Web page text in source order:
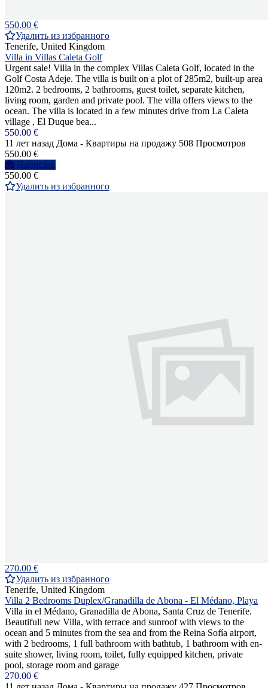
550.00 €
Удалить из избранного
Tenerife, United Kingdom
Villa in Villas Caleta Golf
Urgent sale! Villa in the complex Villas Caleta Golf, located in the
Golf Costa Adeje. The villa is built on a plot of 285m2, built-up area
120m2. 2 bedrooms, 2 bathrooms, guest toilet, separate kitchen,
living room, garden and private pool. The villa offers views to the
ocean. The villa is located in a few minutes drive from La Caleta
village , El Duque bea...
550.00 €
11 лет назад Дома - Квартиры на продажу 508 Просмотров
550.00 €
Написать
550.00 €
Удалить из избранного
270.00 €
Удалить из избранного
Tenerife, United Kingdom
Villa 2 Bedrooms Duplex/Granadilla de Abona - El Médano, Playa
Villa in el Médano, Granadilla de Abona, Santa Cruz de Tenerife.
Beautifull new Villa, with terrace and sunroof with views to the
ocean and 5 minutes from the sea and from the Reina Sofía airport,
with 2 bedrooms, 1 full bathroom with bathtub, 1 bathroom with en-
suite shower, living room, toilet, fully equipped kitchen, private
pool, storage room and garage
270.00 €